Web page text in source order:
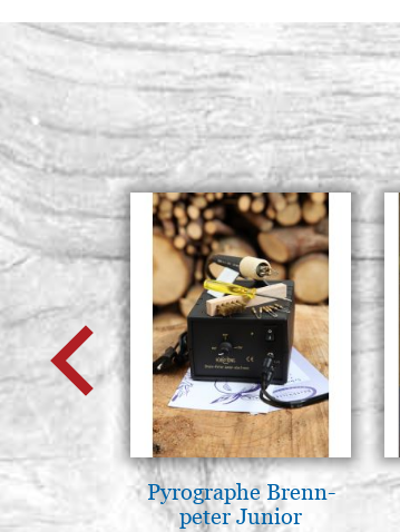
Pyrographe Brenn-
peter Junior